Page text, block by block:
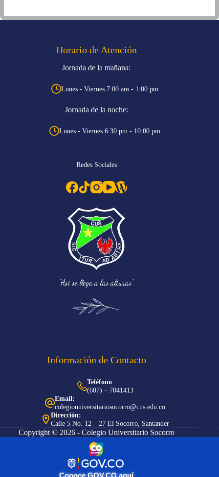
Horario de Atención
Jornada de la mañana:
Lunes - Viernes 7:00 am - 1:00 pm
Jornada de la noche:
Lunes - Viernes 6:30 pm - 10:00 pm
Redes Sociales
“Así se llega a las alturas.”
Información de Contacto
Teléfono
(607) – 7041413
Email:
colegiouniversitariosocorro@cus.edu.co
Dirección:
Calle 5 No. 12 – 27 El Socorro, Santander
Copyright © 2026 - Colegio Universitario Socorro